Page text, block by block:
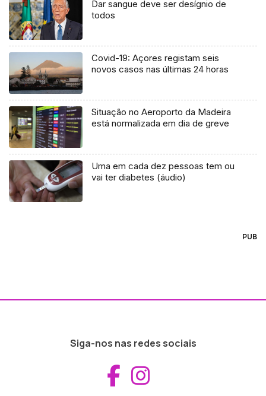
Dar sangue deve ser desígnio de
todos
Covid-19: Açores registam seis
novos casos nas últimas 24 horas
Situação no Aeroporto da Madeira
está normalizada em dia de greve
Uma em cada dez pessoas tem ou
vai ter diabetes (áudio)
PUB
Siga-nos nas redes sociais
Aceder ao